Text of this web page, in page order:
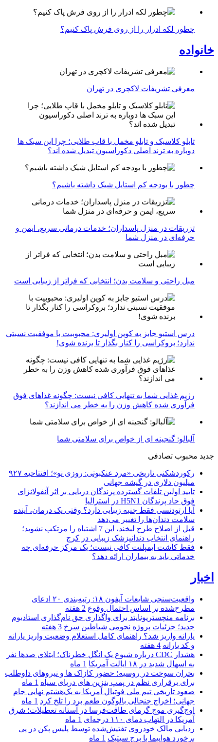
چطور لکه ادرار را از روی فرش پاک کنیم؟
خانواده
معرفی تشریفات لاکچری در تهران
تابلو کلاسیک و تابلو مخمل با قاب طلایی؛ چرا این سبک ها
دوباره به ترند اصلی دکوراسیون تبدیل شده اند؟
چطور با بودجه کم استایل شیک داشته باشیم؟
تزریقات در منزل پاسداران؛ خدمات درمانی سریع، ایمن و
حرفه‌ای در منزل شما
مبل راحتی و سلامت بدن؛ انتخابی که فراتر از زیبایی است
درس استیو جابز به کوین اولیری: محبوبیت با موفقیت نسبتی
ندارد؛ بروکراسی را کنار بگذار تا برنده شوی!
رژیم غذایی شما به تنهایی کافی نیست: چگونه غذاهای فوق
فرآوری شده کاهش وزن را به خطر می اندازند؟
آلبالو: گنجینه ای از خواص برای سلامتی شما
جدید محبوب تصادفی
رکوردشکنی تاریخی «مرد عنکبوتی: روزی نو»؛ افتتاحیه ۹۲۷
میلیون دلاری در گیشه جهانی
تایید اولین تلفات گسترده پرندگان دریایی بر اثر آنفولانزای
فوق حاد پرندگان H5N1 در استرالیا
آیا ارتودنسی فقط جنبه زیبایی دارد؟ وقتی یک درمان، آینده
سلامت دندان‌ها را تغییر می‌دهد
قبل از اصلاح طرح لبخند، این 7 اشتباه را مرتکب نشوید؛
راهنمای انتخاب دندانپزشک زیبایی در کرج
فقط کاشت ایمپلنت کافی نیست؛ یک مرکز حرفه‌ای چه
خدماتی باید به بیماران ارائه دهد؟
اخبار
واقعیت‌سنجی شایعات آیفون ۱۸: رتبه‌بندی ۲۰ ادعای
مطرح‌شده بر اساس احتمال وقوع 2 هفته
برنامه منچستریونایتد برای واگذاری حق نام‌گذاری استادیوم
جدید؛ جزئیات پروژه نجومی شیاطین سرخ 3 هفته
یارانه واریز شد؟ راهنمای کامل استعلام وضعیت واریز یارانه
و کد یارانه 4 هفته
هشدار CDC درباره شیوع یک انگل خطرناک؛ ابتلای صدها نفر
به اسهال شدید در ۱۸ ایالت آمریکا
1 ماه
بحران سوخت در روسیه؛ حضور کازاک‌ ها و نیروهای داوطلب
برای برقراری نظم در پمپ بنزین‌ های دریای سیاه 1 ماه
صعود تاریخی تیم ملی فوتبال آمریکا به یک‌هشتم نهایی جام
جهانی؛ اخراج جنجالی بالوگون طعم برد را تلخ کرد 1 ماه
اوج‌گیری موج گرمای طاقت‌فرسا در آستانه تعطیلات؛ شرق
آمریکا در التهاب دمای ۱۱۰ درجه‌ای
1 ماه
ردیابی مالک خودروی تفتیش‌شده توسط پلیس پکن در پی
برخورد هواپیما با برج سیتیک 1 ماه